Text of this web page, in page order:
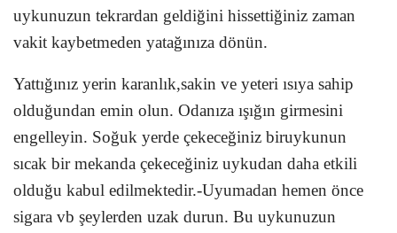
uykunuzun tekrardan geldiğini hissettiğiniz zaman
vakit kaybetmeden yatağınıza dönün.
Yattığınız yerin karanlık,sakin ve yeteri ısıya sahip
olduğundan emin olun. Odanıza ışığın girmesini
engelleyin. Soğuk yerde çekeceğiniz biruykunun
sıcak bir mekanda çekeceğiniz uykudan daha etkili
olduğu kabul edilmektedir.-Uyumadan hemen önce
sigara vb şeylerden uzak durun. Bu uykunuzun